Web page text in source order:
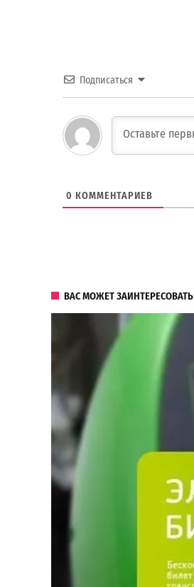
Подписаться
0 КОММЕНТАРИЕВ
ВАС МОЖЕТ ЗАИНТЕРЕСОВАТЬ